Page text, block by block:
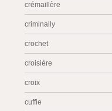
crémaillère
criminally
crochet
croisière
croix
cuffie